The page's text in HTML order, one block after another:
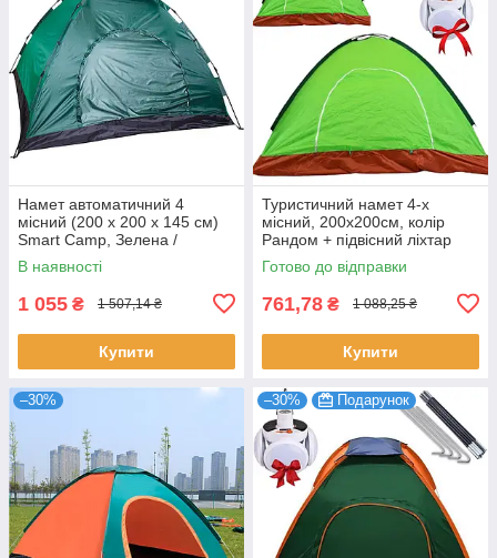
Намет автоматичний 4
місний (200 х 200 х 145 см)
Smart Camp, Зелена /
Кемпінговий намет для
відпочинку
В наявності
1 055 ₴ 1 507,14 ₴
Купити
Туристичний намет 4-х
місний, 200х200см, колір
Рандом + підвісний ліхтар
для кемпінгу
Готово до відправки
761,78 ₴ 1 088,25 ₴
Купити
–30% –30% Подарунок